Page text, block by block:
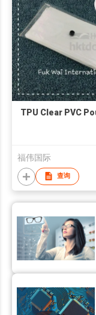
TPU Clear PVC
福伟国际
查询